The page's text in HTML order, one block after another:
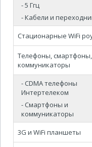
- 5 Ггц
- Кабели и
Стационарные WiFi
Телефоны, смартфоны,
коммуникаторы
- CDMA телефоны
Интертелеком
- Смартфоны и
коммуникаторы
3G и WiFi планшеты